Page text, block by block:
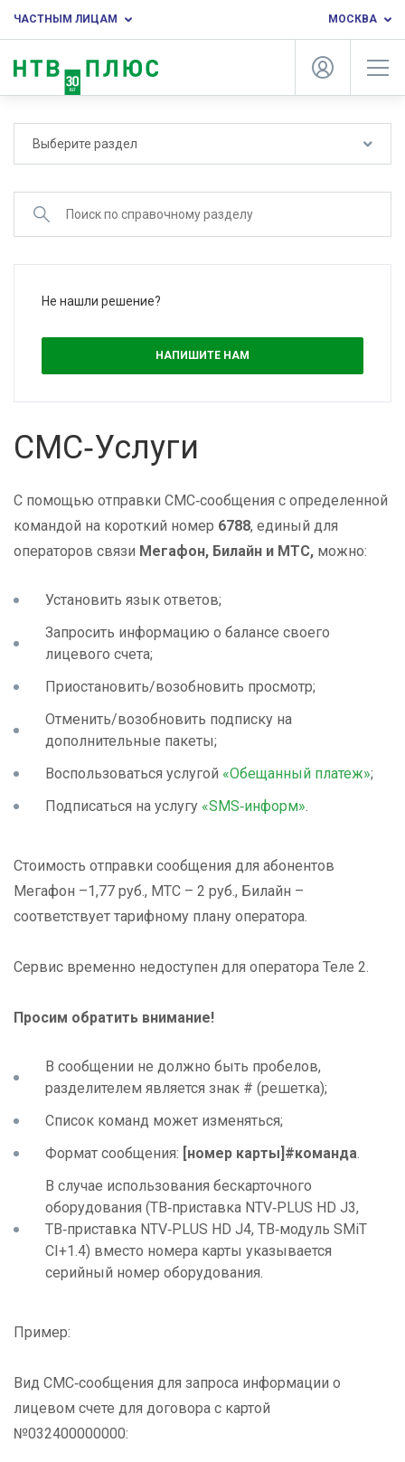
ЧАСТНЫМ ЛИЦАМ МОСКВА
Выберите раздел
Не нашли решение?
НАПИШИТЕ НАМ
СМС‑Услуги
С помощью отправки СМС‑сообщения с определенной
командой на короткий номер 6788, единый для
операторов связи Мегафон, Билайн и МТС, можно:
Установить язык ответов;
Запросить информацию о балансе своего
лицевого счета;
Приостановить/возобновить просмотр;
Отменить/возобновить подписку на
дополнительные пакеты;
Воспользоваться услугой «Обещанный платеж»;
Подписаться на услугу «SMS‑информ».
Стоимость отправки сообщения для абонентов
Мегафон –1,77 руб., МТС – 2 руб., Билайн –
соответствует тарифному плану оператора.
Сервис временно недоступен для оператора Теле 2.
Просим обратить внимание!
В сообщении не должно быть пробелов,
разделителем является знак # (решетка);
Список команд может изменяться;
Формат сообщения: [номер карты]#команда.
В случае использования бескарточного
оборудования (ТВ‑приставка NTV‑PLUS HD J3,
ТВ‑приставка NTV‑PLUS HD J4, ТВ‑модуль SMiT
CI+1.4) вместо номера карты указывается
серийный номер оборудования.
Пример:
Вид СМС‑сообщения для запроса информации о
лицевом счете для договора с картой
№032400000000: